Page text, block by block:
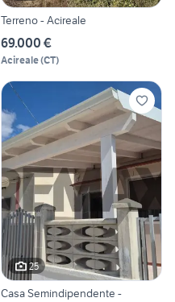
Terreno - Acireale
69.000 €
Acireale(CT)
25
Casa Semindipendente -